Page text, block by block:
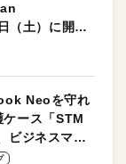
（土）に開催
Neoを守れ
ース「STM
ビジネスマン